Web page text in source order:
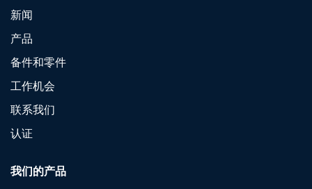
新闻
产品
备件和零件
工作机会
联系我们
认证
我们的产品